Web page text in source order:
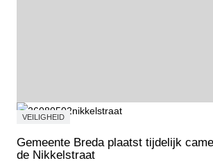
VEILIGHEID
Gemeente Breda plaatst tijdelijk
de Nikkelstraat